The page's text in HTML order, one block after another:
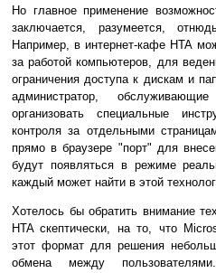
Но главное применение
заключается, разумеется,
Например, в интернет-кафе HTA
за работой компьютеров, для
ограничения доступа к дискам и
администратор,
организовать специальные
контроля за отдельными
прямо в браузере "порт" для
будут появляться в режиме
каждый может найти в этой
Хотелось бы обратить внимание
HTA скептически, на то, что
этот формат для решения
обмена между